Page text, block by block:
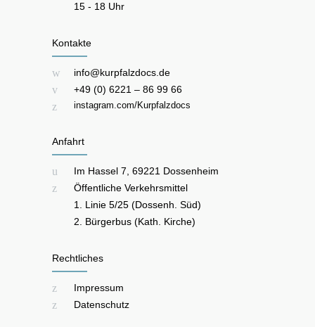
15 - 18 Uhr
Kontakte
info@kurpfalzdocs.de
+49 (0) 6221 – 86 99 66
instagram.com/Kurpfalzdocs
Anfahrt
Im Hassel 7, 69221 Dossenheim
Öffentliche Verkehrsmittel
1. Linie 5/25 (Dossenh. Süd)
2. Bürgerbus (Kath. Kirche)
Rechtliches
Impressum
Datenschutz